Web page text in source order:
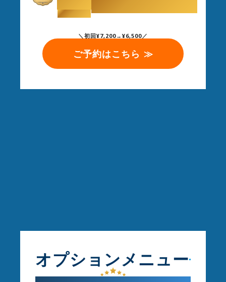
（税込）
＼初回¥7,200→¥6,500／
ご予約はこちら ≫
オプションメニュー